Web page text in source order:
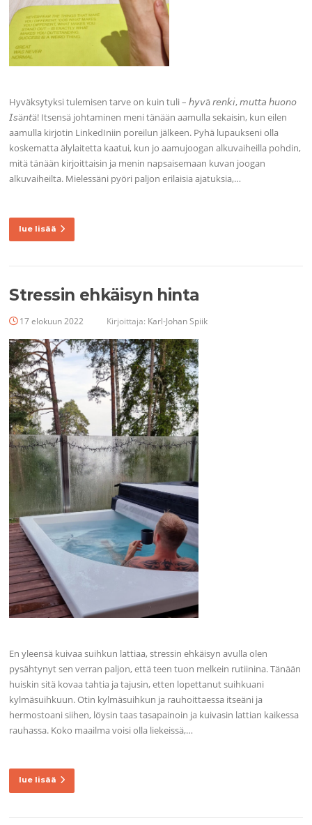
Hyväksytyksi tulemisen tarve on kuin tuli – 𝘩𝘺𝘷ä 𝘳𝘦𝘯𝘬𝘪, 𝘮𝘶𝘵𝘵𝘢 𝘩𝘶𝘰𝘯𝘰
𝘐𝘴ä𝘯𝘵ä! Itsensä johtaminen meni tänään aamulla sekaisin, kun eilen
aamulla kirjotin LinkedIniin poreilun jälkeen. Pyhä lupaukseni olla
koskematta älylaitetta kaatui, kun jo aamujoogan alkuvaiheilla pohdin,
mitä tänään kirjoittaisin ja menin napsaisemaan kuvan joogan
alkuvaiheilta. Mielessäni pyöri paljon erilaisia ajatuksia,…
lue lisää
Stressin ehkäisyn hinta
17 elokuun 2022 Kirjoittaja: Karl-Johan Spiik
En yleensä kuivaa suihkun lattiaa, stressin ehkäisyn avulla olen
pysähtynyt sen verran paljon, että teen tuon melkein rutiinina. Tänään
huiskin sitä kovaa tahtia ja tajusin, etten lopettanut suihkuani
kylmäsuihkuun. Otin kylmäsuihkun ja rauhoittaessa itseäni ja
hermostoani siihen, löysin taas tasapainoin ja kuivasin lattian kaikessa
rauhassa. Koko maailma voisi olla liekeissä,…
lue lisää